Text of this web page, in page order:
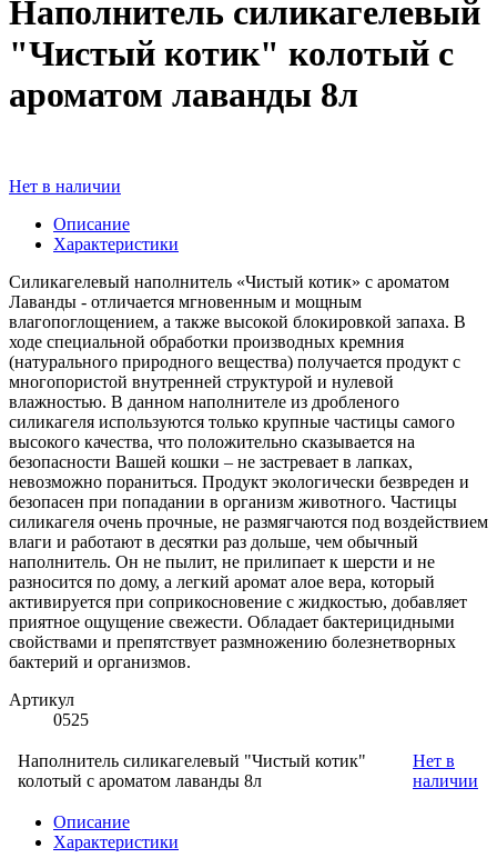
Наполнитель силикагелевый
"Чистый котик" колотый с
ароматом лаванды 8л
Нет в наличии
Описание
Характеристики
Силикагелевый наполнитель «Чистый котик» с ароматом
Лаванды - отличается мгновенным и мощным
влагопоглощением, а также высокой блокировкой запаха. В
ходе специальной обработки производных кремния
(натурального природного вещества) получается продукт с
многопористой внутренней структурой и нулевой
влажностью. В данном наполнителе из дробленого
силикагеля используются только крупные частицы самого
высокого качества, что положительно сказывается на
безопасности Вашей кошки – не застревает в лапках,
невозможно пораниться. Продукт экологически безвреден и
безопасен при попадании в организм животного. Частицы
силикагеля очень прочные, не размягчаются под воздействием
влаги и работают в десятки раз дольше, чем обычный
наполнитель. Он не пылит, не прилипает к шерсти и не
разносится по дому, а легкий аромат алое вера, который
активируется при соприкосновение с жидкостью, добавляет
приятное ощущение свежести. Обладает бактерицидными
свойствами и препятствует размножению болезнетворных
бактерий и организмов.
Артикул
0525
Наполнитель силикагелевый "Чистый котик"
колотый с ароматом лаванды 8л
Нет в
наличии
Описание
Характеристики